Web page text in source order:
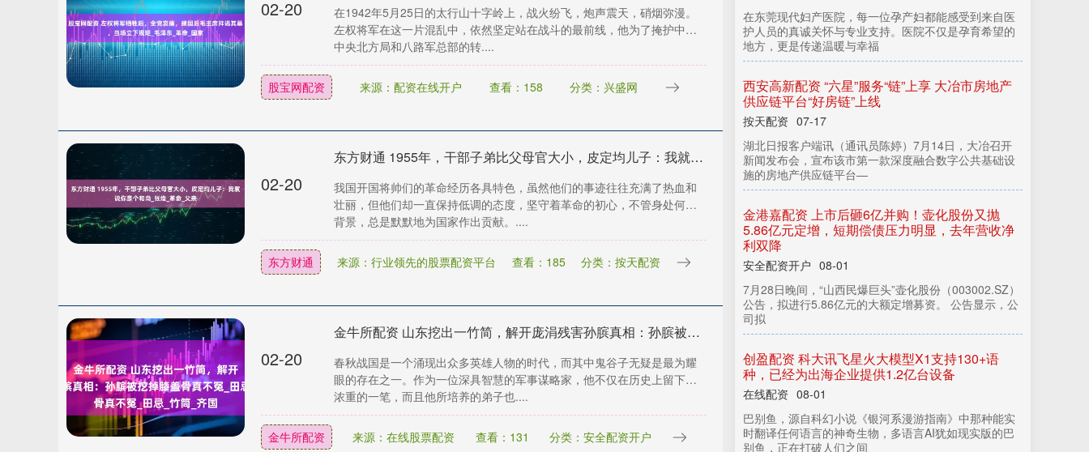
02-20
在1942年5月25日的太行山十字岭上，战火纷飞，炮声震天，硝烟弥漫。
左权将军在这一片混乱中，依然坚定站在战斗的最前线，他为了掩护中共
中央北方局和八路军总部的转....
股宝网配资 来源：配资在线开户 查看：158 分类：兴盛网
02-20
东方财通 1955年，干部子弟比父母官大小，皮定均儿子：我就说你是个和尚_张烽_革命_父亲
我国开国将帅们的革命经历各具特色，虽然他们的事迹往往充满了热血和
壮丽，但他们却一直保持低调的态度，坚守着革命的初心，不管身处何种
背景，总是默默地为国家作出贡献。....
东方财通 来源：行业领先的股票配资平台 查看：185 分类：按天配资
02-20
金牛所配资 山东挖出一竹简，解开庞涓残害孙膑真相：孙膑被挖掉膝盖骨真不冤_田忌_竹筒_齐国
春秋战国是一个涌现出众多英雄人物的时代，而其中鬼谷子无疑是最为耀
眼的存在之一。作为一位深具智慧的军事谋略家，他不仅在历史上留下了
浓重的一笔，而且他所培养的弟子也....
金牛所配资 来源：在线股票配资 查看：131 分类：安全配资开户
西
安
高
新
配
资
“
六
星
”
服
务
“
链
”
上
享
大
冶
市
房
地
产
供
应
链
平
台
“
好
房
链
”
上
线
按天配资
07-17
湖
北
日
报
客
户
端
讯
（
通
讯
员
陈
婷
）
7
月
1
4
日
，
大
冶
召
开
新
闻
发
布
会
，
宣
布
该
市
第
一
款
深
度
融
合
数
字
公
共
基
础
设
施
的
房
地
产
供
应
链
平
台
—
金
港
嘉
配
资
上
市
后
砸
6
亿
并
购
！
壶
化
股
份
又
抛
5
.
8
6亿
元
定
增
，
短
期
偿
债
压
力
明
显
，
去
年
营
收
净
利双
降
安全配资开户
08-01
7
月
2
8
日
晚
间
，
“
山
西
民
爆
巨
头
”
壶
化
股
份
（
0
0
3
0
0
2
.
S
Z
）
公
告
，
拟
进
行
5
.
8
6
亿
元
的
大
额
定
增
募
资
。
公
告
显
示
，
公
司
拟
创
盈
配
资
科
大
讯
飞
星
火
大
模
型
X
1
支
持
1
3
0
+
语
种
，
已
经
为
出
海
企
业
提
供
1
.
2
亿
台
设
备
在线配资
08-01
巴
别
鱼
，
源
自
科
幻
小
说
《
银
河
系
漫
游
指
南
》
中
那
种
能
实
翻
译
任
何
语
言
的
神
奇
生
物
，
多
语
言
A
I
犹
如
现
实
版
的
巴
别
鱼
，
正
在
打
破
人
们
之
间